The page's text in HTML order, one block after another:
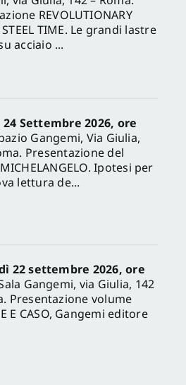
REVOLUTIONARY
TIME. Le grandi lastre
acciaio ...
Settembre 2026, ore
Gangemi, Via Giulia,
Presentazione del
Ipotesi per
lettura de...
22 settembre 2026, ore
Gangemi, via Giulia, 142
Presentazione volume
E CASO, Gangemi editore